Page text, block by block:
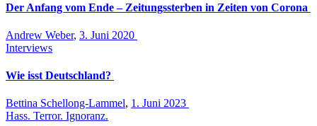
Der Anfang vom Ende – Zeitungssterben in Zeiten von Corona
Andrew Weber, 3. Juni 2020
Interviews
Wie isst Deutschland?
Bettina Schellong-Lammel, 1. Juni 2023
Hass. Terror. Ignoranz.